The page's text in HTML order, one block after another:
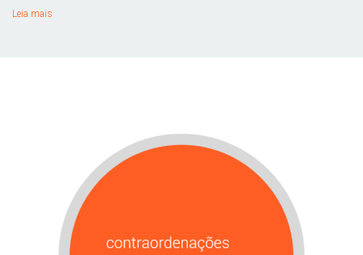
Leia mais